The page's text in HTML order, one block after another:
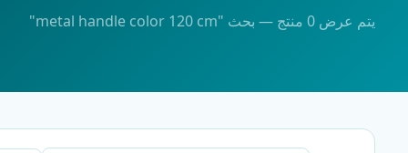
يتم عرض 0 منتج — بحث "metal handle color 120 cm"